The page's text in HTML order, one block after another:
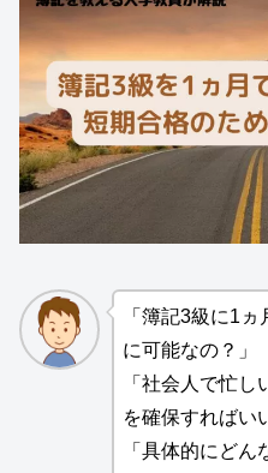
「簿記3級に1
に可能なの？」
「社会人で忙
を確保すればい
「具体的にど